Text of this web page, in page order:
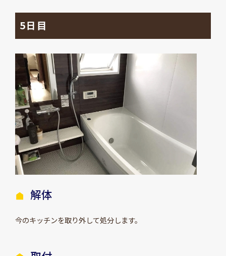
5日目
解体
今のキッチンを取り外して処分します。